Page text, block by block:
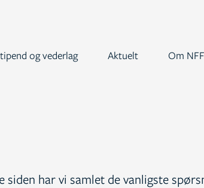
og vederlag Aktuelt Om
siden har vi samlet de vanligste